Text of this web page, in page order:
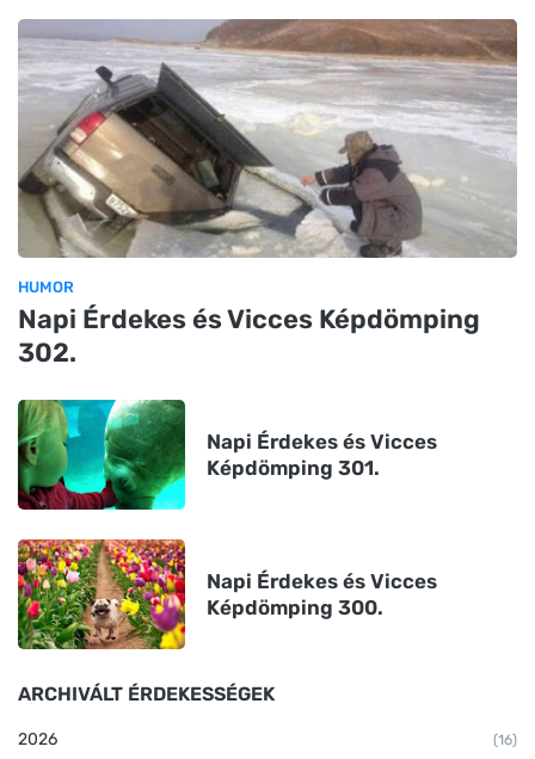
HUMOR
Napi Érdekes és Vicces Képdömping
302.
Napi Érdekes és Vicces
Képdömping 301.
Napi Érdekes és Vicces
Képdömping 300.
ARCHIVÁLT ÉRDEKESSÉGEK
2026 (16)